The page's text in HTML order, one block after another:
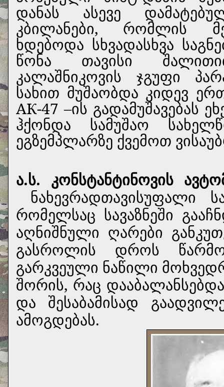
დანას ასევე
კბილანები, რომლის
ხდებოდა სხვადასხვა
წონა თავისი
კალაშნიკოვის ჯგუფი
სახით მუშაობდა კიდევ
АК-47 –ის გადამუშავებას
ჰქონდა სამუშაო
ეგზემპლარზე ქვემოთ
ა.ს. კონსტანტინოვის
ნახევრადთავისუფალი
რომელსაც სავაზნეში
აღნიშნული ღარები
გასროლის დროს
გარკვეული ნაწილი
შორის, რაც
და შესაბამისად
ამოგდებას.